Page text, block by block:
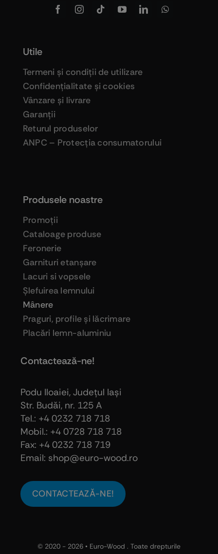
Produsele noastre
Promoţii
Cataloage produse
Feronerie
Garnituri etanşare
Lacuri si vopsele
Şlefuirea lemnului
Mânere
Praguri, profile şi lăcrimare
Placări lemn-aluminiu
Utile
Termeni şi condiţii de utilizare
Confidenţialitate şi cookies
Vânzare şi livrare
Garanţii
Returul produselor
ANPC – Protecţia consumatorului
Contactează-ne!
Podu Iloaiei, Judeţul Iaşi
Str. Budăi, nr. 125 A
Tel.: +4 0232 718 718
Mobil.: +4 0728 718 718
Fax: +4 0232 718 719
Email: shop@euro-wood.ro
CONTACTEAZĂ-NE!
© 2020 - 2026 • Euro-Wood . Toate drepturile